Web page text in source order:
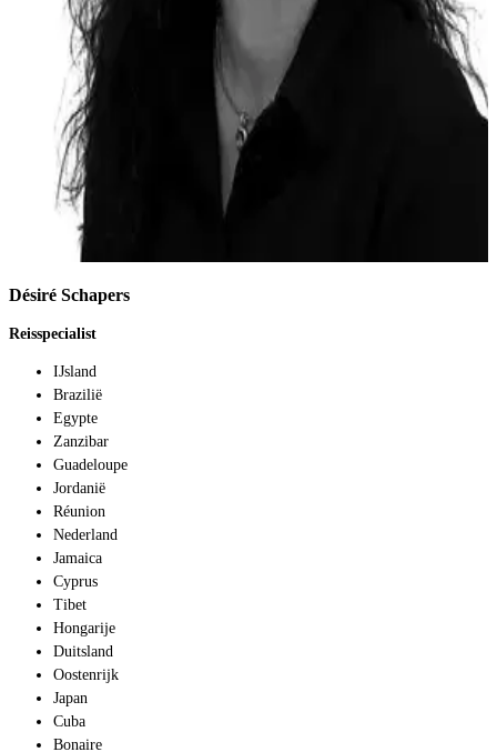
Désiré Schapers
Reisspecialist
IJsland
Brazilië
Egypte
Zanzibar
Guadeloupe
Jordanië
Réunion
Nederland
Jamaica
Cyprus
Tibet
Hongarije
Duitsland
Oostenrijk
Japan
Cuba
Bonaire